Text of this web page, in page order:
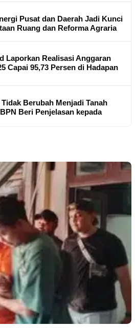
Pusat dan Daerah Jadi Kunci
Ruang dan Reforma Agraria
Laporkan Realisasi Anggaran
Capai 95,73 Persen di Hadapan
Berubah Menjadi Tanah
Beri Penjelasan kepada